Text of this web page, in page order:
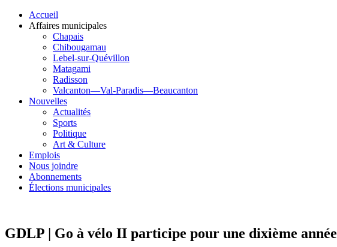
Accueil
Affaires municipales
Chapais
Chibougamau
Lebel-sur-Quévillon
Matagami
Radisson
Valcanton—Val-Paradis—Beaucanton
Nouvelles
Actualités
Sports
Politique
Art & Culture
Emplois
Nous joindre
Abonnements
Élections municipales
GDLP | Go à vélo II participe pour une dixième année